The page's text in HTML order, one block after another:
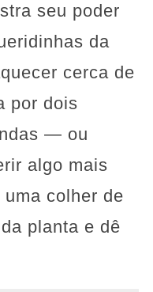
seu poder
da
cerca de
por dois
— ou
algo mais
colher de
planta e dê